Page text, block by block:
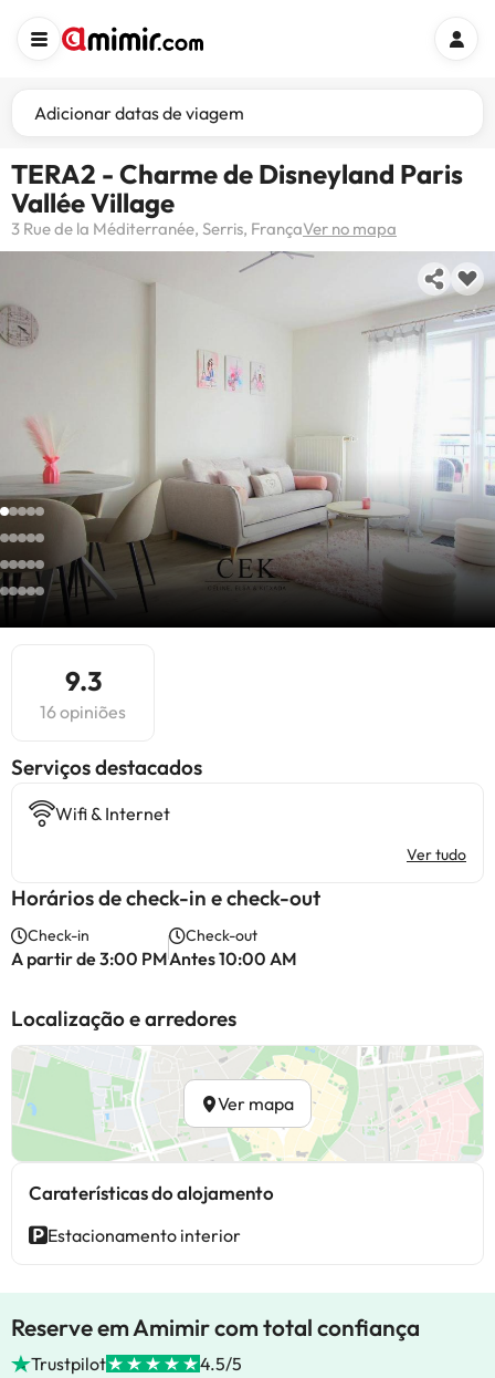
Adicionar datas de viagem
TERA2 - Charme de Disneyland Paris
Vallée Village
3 Rue de la Méditerranée, Serris, FrançaVer no mapa
9.3
16 opiniões
Serviços destacados
Wifi & Internet
Ver tudo
Horários de check-in e check-out
Check-in
A partir de 3:00 PM
Check-out
Antes 10:00 AM
Localização e arredores
Ver mapa
Caraterísticas do alojamento
Estacionamento interior
Reserve em Amimir com total confiança
Trustpilot 4.5/5